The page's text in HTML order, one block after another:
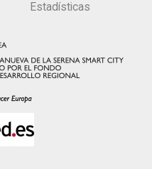
Estadísticas